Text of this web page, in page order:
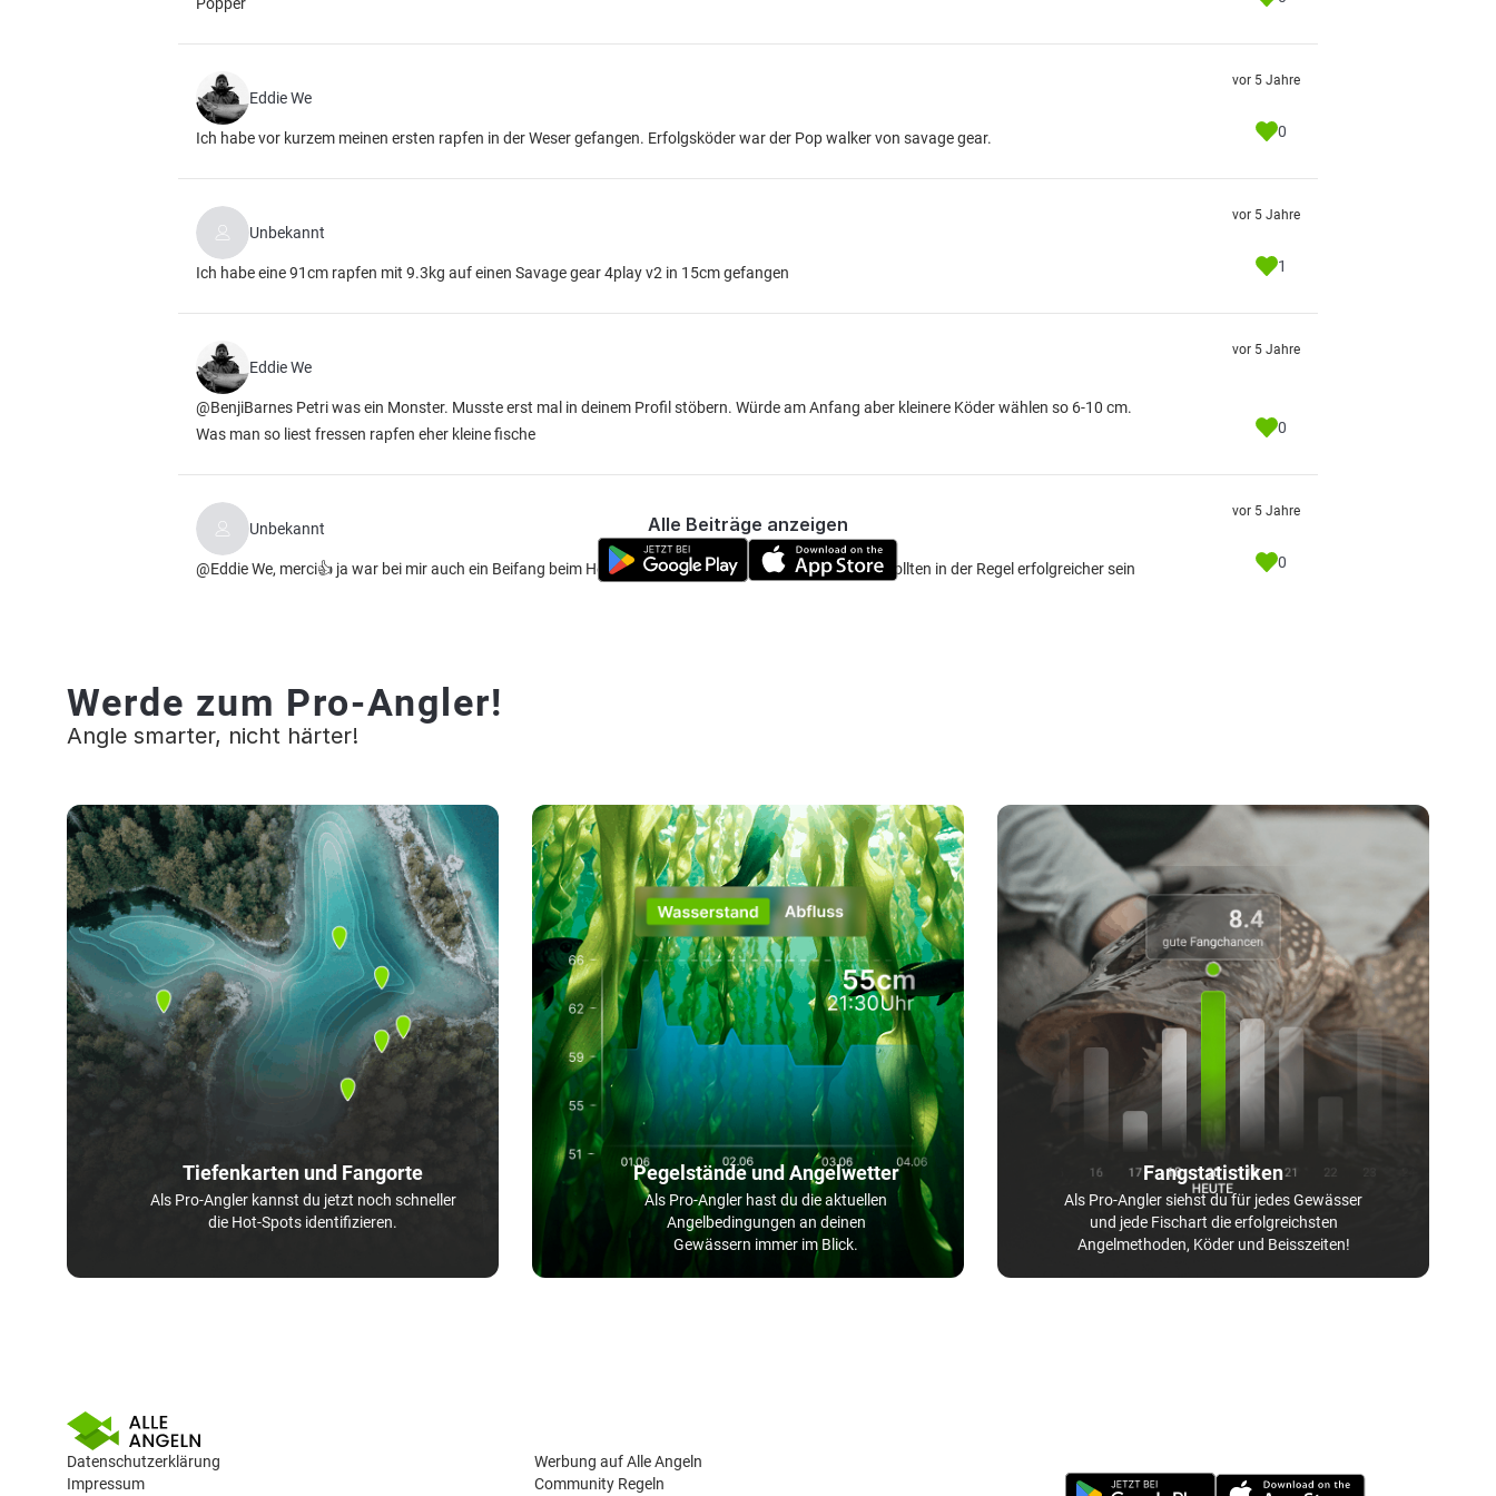
Eddie We
Ich habe vor kurzem meinen ersten rapfen in der Weser gefangen. Erfolgsköder war der Pop walker von savage gear.
vor 5 Jahre
0
Unbekannt
Ich habe eine 91cm rapfen mit 9.3kg auf einen Savage gear 4play v2 in 15cm gefangen
vor 5 Jahre
1
Eddie We
@BenjiBarnes Petri was ein Monster. Musste erst mal in deinem Profil stöbern. Würde am Anfang aber kleinere Köder wählen so 6-10 cm.
Was man so liest fressen rapfen eher kleine fische
vor 5 Jahre
0
Unbekannt
@Eddie We, merci👍 ja war bei mir auch ein Beifang beim Hechtangeln. Ich denke auch kleinere köder sollten in der Regel erfolgreicher sein
vor 5 Jahre
0
Alle Beiträge anzeigen
Werde zum Pro-Angler!
Angle smarter, nicht härter!
Tiefenkarten und Fangorte
Als Pro-Angler kannst du jetzt noch schneller
die Hot-Spots identifizieren.
Pegelstände und Angelwetter
Als Pro-Angler hast du die aktuellen
Angelbedingungen an deinen
Gewässern immer im Blick.
Fangstatistiken
Als Pro-Angler siehst du für jedes Gewässer
und jede Fischart die erfolgreichsten
Angelmethoden, Köder und Beisszeiten!
Datenschutzerklärung
Impressum
Werbung auf Alle Angeln
Community Regeln